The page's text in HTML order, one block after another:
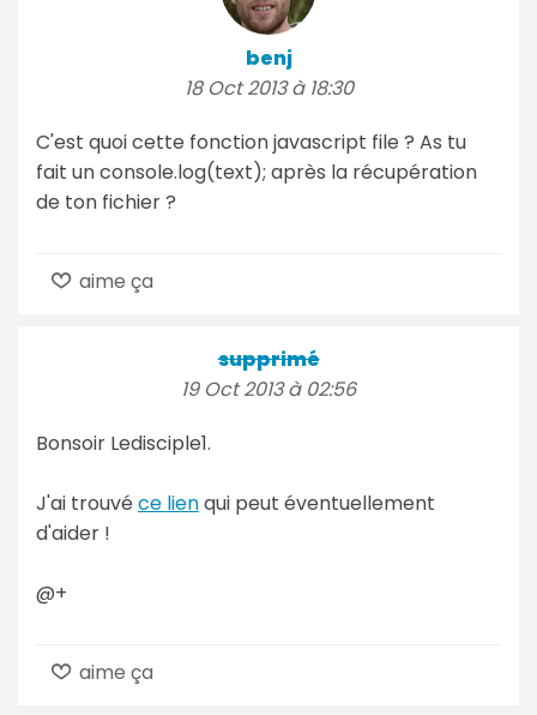
benj
18 Oct 2013 à 18:30
C'est quoi cette fonction javascript file ? As tu
fait un console.log(text); après la récupération
de ton fichier ?
aime ça
supprimé
19 Oct 2013 à 02:56
Bonsoir Ledisciple1.
J'ai trouvé ce lienqui peut éventuellement
d'aider !
@+
aime ça